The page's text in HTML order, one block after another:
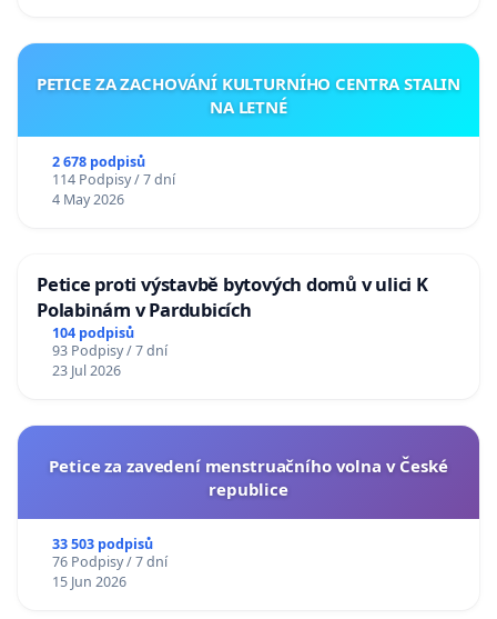
PETICE ZA ZACHOVÁNÍ KULTURNÍHO CENTRA STALIN
NA LETNÉ
2 678 podpisů
114 Podpisy / 7 dní
4 May 2026
Petice proti výstavbě bytových domů v ulici K
Polabinám v Pardubicích
104 podpisů
93 Podpisy / 7 dní
23 Jul 2026
Petice za zavedení menstruačního volna v České
republice
33 503 podpisů
76 Podpisy / 7 dní
15 Jun 2026